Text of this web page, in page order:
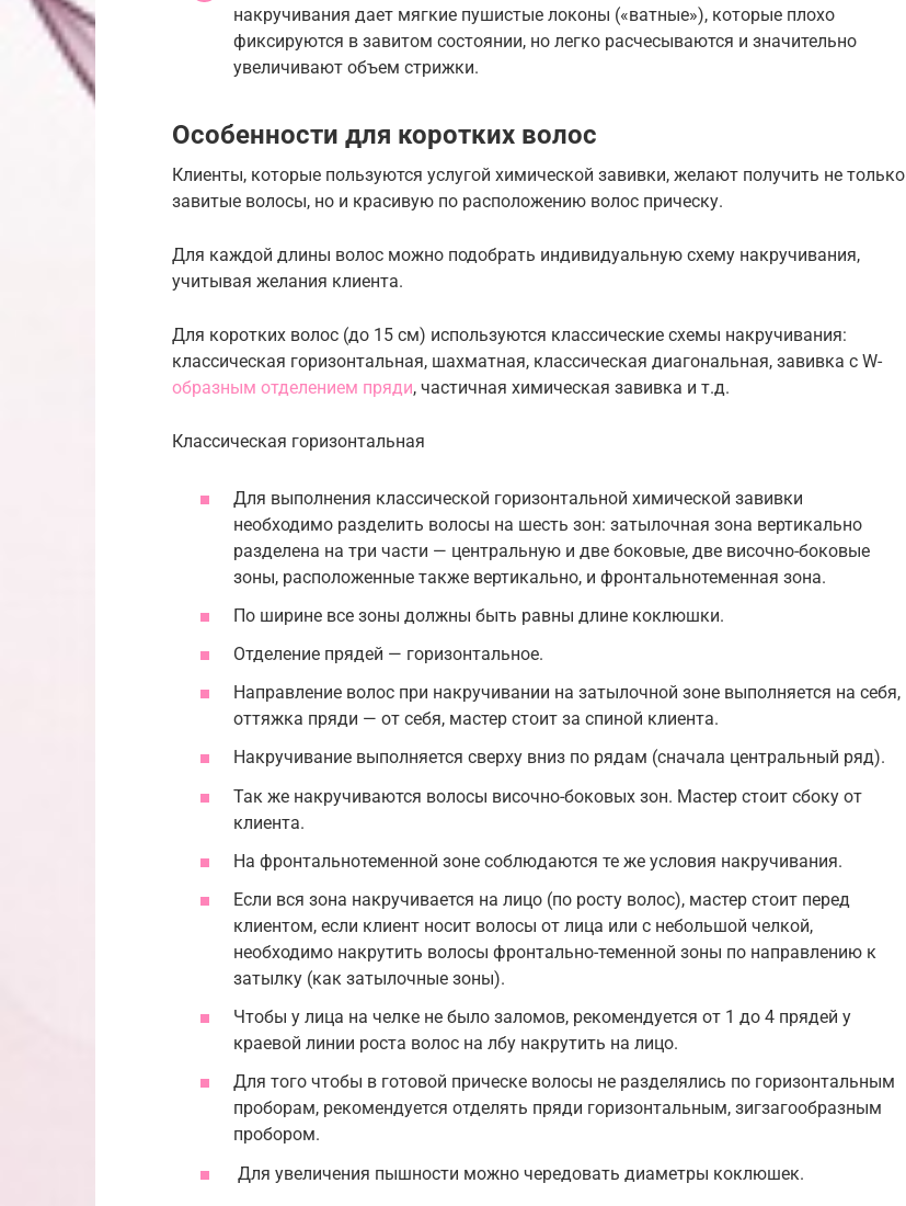
накручивания дает мягкие пушистые локоны («ватные»), которые плохо
фиксируются в завитом состоянии, но легко расчесываются и значительно
увеличивают объем стрижки.
Особенности для коротких волос
Клиенты, которые пользуются услугой химической завивки, желают получить не только
завитые волосы, но и красивую по расположению волос прическу.
Для каждой длины волос можно подобрать индивидуальную схему накручивания,
учитывая желания клиента.
Для коротких волос (до 15 см) используются классические схемы накручивания:
классическая горизонтальная, шахматная, классическая диагональная, завивка с W-
образным отделением пряди, частичная химическая завивка и т.д.
Классическая горизонтальная
Для выполнения классической горизонтальной химической завивки
необходимо разделить волосы на шесть зон: затылочная зона вертикально
разделена на три части — центральную и две боковые, две височно-боковые
зоны, расположенные также вертикально, и фронтальнотеменная зона.
По ширине все зоны должны быть равны длине коклюшки.
Отделение прядей — горизонтальное.
Направление волос при накручивании на затылочной зоне выполняется на себя,
оттяжка пряди — от себя, мастер стоит за спиной клиента.
Накручивание выполняется сверху вниз по рядам (сначала центральный ряд).
Так же накручиваются волосы височно-боковых зон. Мастер стоит сбоку от
клиента.
На фронтальнотеменной зоне соблюдаются те же условия накручивания.
Если вся зона накручивается на лицо (по росту волос), мастер стоит перед
клиентом, если клиент носит волосы от лица или с небольшой челкой,
необходимо накрутить волосы фронтально-теменной зоны по направлению к
затылку (как затылочные зоны).
Чтобы у лица на челке не было заломов, рекомендуется от 1 до 4 прядей у
краевой линии роста волос на лбу накрутить на лицо.
Для того чтобы в готовой прическе волосы не разделялись по горизонтальным
проборам, рекомендуется отделять пряди горизонтальным, зигзагообразным
пробором.
Для увеличения пышности можно чередовать диаметры коклюшек.